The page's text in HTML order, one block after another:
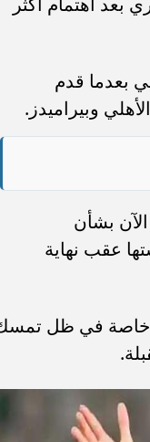
بعدما قدم
وبيراميدز.
بشأن
عقب نهاية
خاصة في ظل